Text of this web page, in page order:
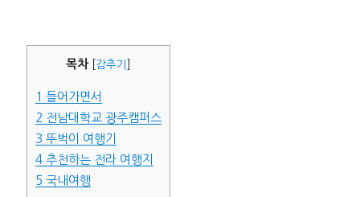
목차 감추기
1 들어가면서
2 전남대학교 광주캠퍼스
3 뚜벅이 여행기
4추천하는 전라 여행지
5 국내여행